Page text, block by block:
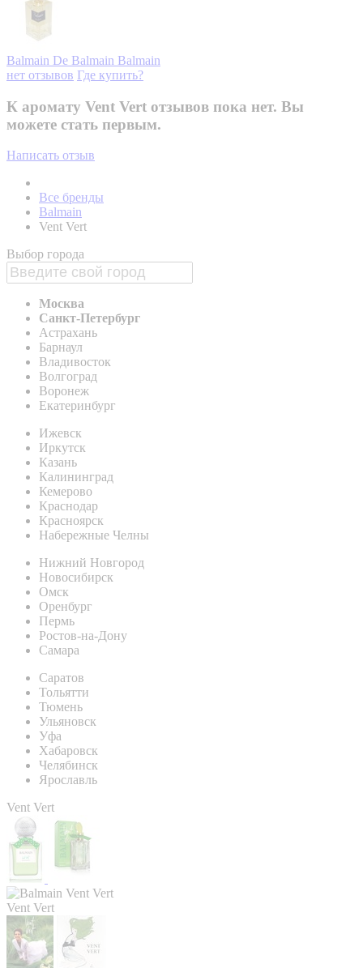
Balmain De Balmain Balmain
нет отзывов Где купить?
К аромату Vent Vert отзывов пока нет. Вы
можете стать первым.
Написать отзыв
Все бренды
Balmain
Vent Vert
Выбор города
Москва
Санкт-Петербург
Астрахань
Барнаул
Владивосток
Волгоград
Воронеж
Екатеринбург
Ижевск
Иркутск
Казань
Калининград
Кемерово
Краснодар
Красноярск
Набережные Челны
Нижний Новгород
Новосибирск
Омск
Оренбург
Пермь
Ростов-на-Дону
Самара
Саратов
Тольятти
Тюмень
Ульяновск
Уфа
Хабаровск
Челябинск
Ярославль
Vent Vert
Vent Vert